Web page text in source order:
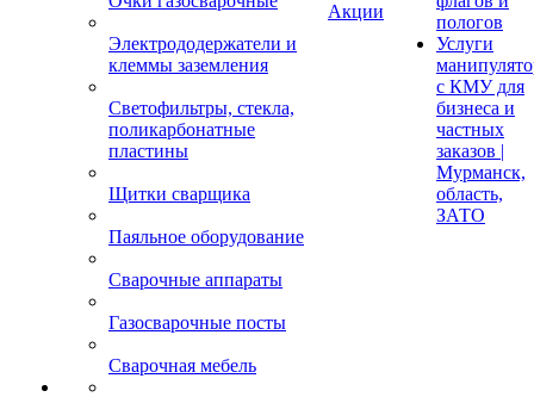
Электрододержатели и
клеммы заземления
Светофильтры, стекла,
поликарбонатные
пластины
Щитки сварщика
Паяльное оборудование
Сварочные аппараты
Газосварочные посты
Сварочная мебель
Акции
пологов
Услуги
с КМУ для
бизнеса и
частных
заказов |
Мурманск,
область,
ЗАТО